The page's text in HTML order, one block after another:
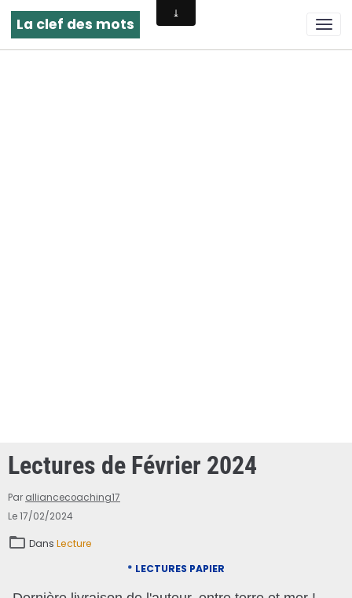
La clef des mots
Lectures de Février 2024
Par alliancecoaching17
Le 17/02/2024
Dans Lecture
* LECTURES PAPIER